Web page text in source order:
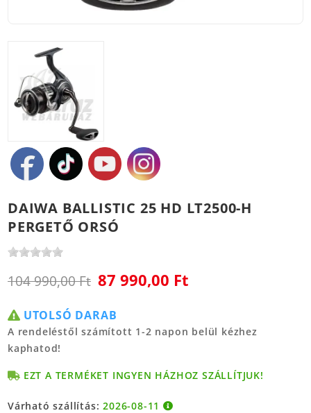
DAIWA BALLISTIC 25 HD LT2500-H
PERGETŐ ORSÓ
104 990,00 Ft 87 990,00 Ft
UTOLSÓ DARAB
A rendeléstől számított 1-2 napon belül kézhez
kaphatod!
EZT A TERMÉKET INGYEN HÁZHOZ SZÁLLÍTJUK!
Várható szállítás:2026-08-11